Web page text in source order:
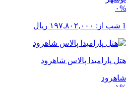
۰%
1 شب از: ۱۹۷,۸۰۲,۰۰۰ ریال
هتل پارامیدا پالاس شاهرود
شاهرود